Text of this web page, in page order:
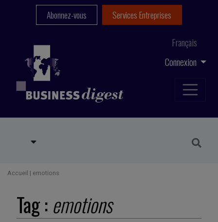
Connexion
Français
Abonnez-vous Services Entreprises
Accueil | emotions
Tag : emotions